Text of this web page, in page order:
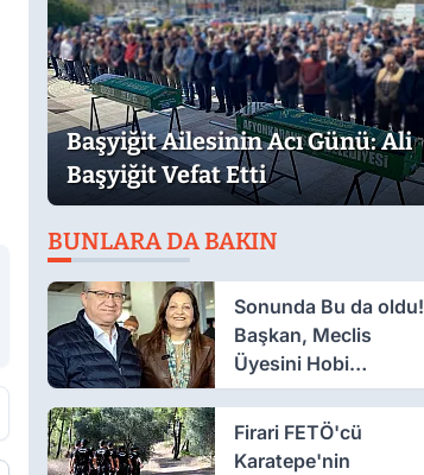
Başyiğit Ailesinin Acı Günü: Ali
Başyiğit Vefat Etti
BUNLARA DA BAKIN
Sonunda Bu da oldu!
Başkan, Meclis
Üyesini Hobi
Bahçesinden Attırdı
Firari FETÖ'cü
Karatepe'nin